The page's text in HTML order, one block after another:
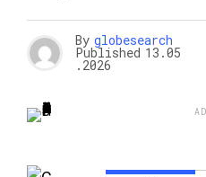
By globesearch
Published 13.05
.2026